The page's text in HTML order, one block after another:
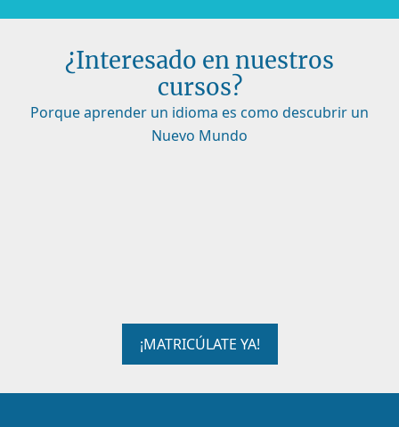
¿Interesado en nuestros
cursos?
Porque aprender un idioma es como descubrir un
Nuevo Mundo
¡MATRICÚLATE YA!